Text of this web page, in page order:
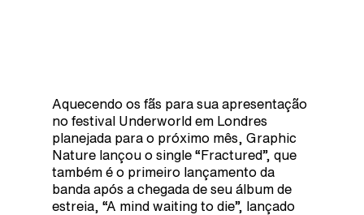
Aquecendo os fãs para sua apresentação
no festival Underworld em Londres
planejada para o próximo mês, Graphic
Nature lançou o single “Fractured”, que
também é o primeiro lançamento da
banda após a chegada de seu álbum de
estreia, “A mind waiting to die”, lançado